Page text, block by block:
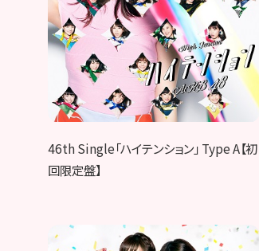
46th Single「ハイテンション」 Type A【初
回限定盤】